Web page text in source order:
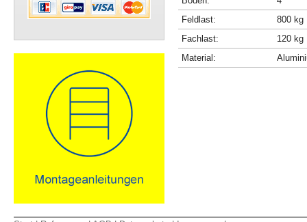
Feldlast:
800 kg
Fachlast:
120 kg
Material: